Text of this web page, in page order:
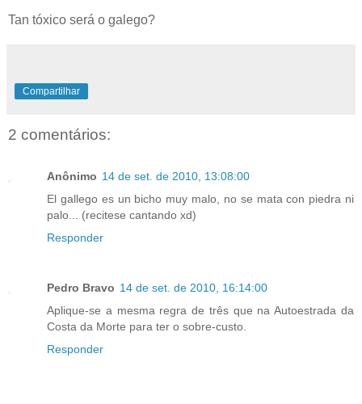
Tan tóxico será o galego?
Compartilhar
2 comentários:
Anônimo 14 de set. de 2010, 13:08:00
El gallego es un bicho muy malo, no se mata con piedra ni
palo... (recitese cantando xd)
Responder
Pedro Bravo 14 de set. de 2010, 16:14:00
Aplique-se a mesma regra de três que na Autoestrada da
Costa da Morte para ter o sobre-custo.
Responder